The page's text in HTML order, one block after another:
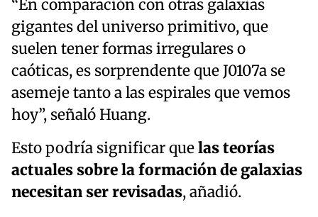
“En comparación con otras galaxias
gigantes del universo primitivo, que
suelen tener formas irregulares o
caóticas, es sorprendente que J0107a se
asemeje tanto a las espirales que vemos
hoy”, señaló Huang.
Esto podría significar quelas teorías
actuales sobre la formación de galaxias
necesitan ser revisadas, añadió.